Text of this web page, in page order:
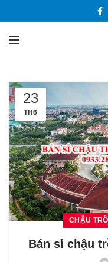
23
TH6
CHẬU
Bán sỉ chậu